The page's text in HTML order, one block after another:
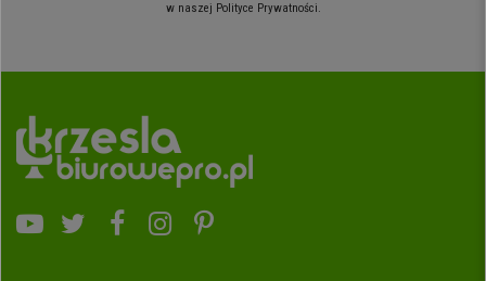
w naszej Polityce Prywatności.